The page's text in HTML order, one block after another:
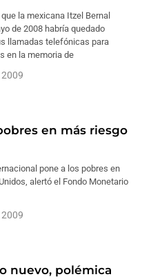
la mexicana Itzel Bernal
de 2008 habría quedado
llamadas telefónicas para
en la memoria de
en más riesgo
pone a los pobres en
alertó el Fondo Monetario
nuevo, polémica